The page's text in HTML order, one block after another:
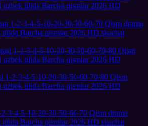
1-2-3-4-5-10-20-30-50-60-70 Qism drama
tilida Barcha qismlar 2026 HD skachat
1-2-3-4-5-10-20-30-50-60-70-80 Qism
uzbek tilida Barcha qismlar 2026 HD